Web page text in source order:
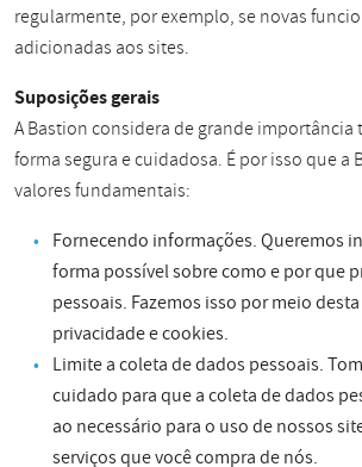
regularmente, por exemplo, se novas
adicionadas aos sites.
Suposições gerais
A Bastion considera de grande importância
forma segura e cuidadosa. É por isso que a
valores fundamentais:
Fornecendo informações. Queremos
forma possível sobre como e por que
pessoais. Fazemos isso por meio
privacidade e cookies.
Limite a coleta de dados pessoais.
cuidado para que a coleta de dados
ao necessário para o uso de nossos
serviços que você compra de nós.